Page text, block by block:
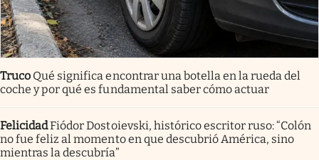
Truco Qué significa encontrar una botella en la rueda del
coche y por qué es fundamental saber cómo actuar
FelicidadFiódor Dostoievski, histórico escritor ruso: “Colón
no fue feliz al momento en que descubrió América, sino
mientras la descubría”